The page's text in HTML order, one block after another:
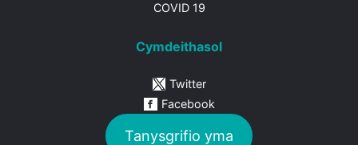
COVID 19
Cymdeithasol
Twitter
Facebook
Tanysgrifio yma